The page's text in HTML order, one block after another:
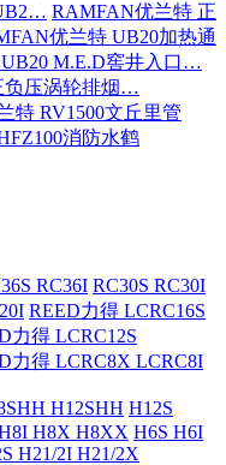
RAMFAN优兰特 正
优兰特 UB20加热通
M.E.D窖井入口…
负压涡轮排烟…
特 RV1500文丘里管
消防水鹤
RC36I RC30S RC30I
REED力得 LCRC16S
力得 LCRC12S
力得 LCRC8X LCRC8I
H12SHH H12S
H8X H8XX H6S H6I
H21/2I H21/2X